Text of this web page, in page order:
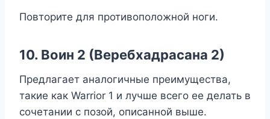
Повторите для противоположной ноги.
10. Воин 2 (Веребхадрасана 2)
Предлагает аналогичные преимущества,
такие как Warrior 1 и лучше всего ее делать в
сочетании с позой, описанной выше.